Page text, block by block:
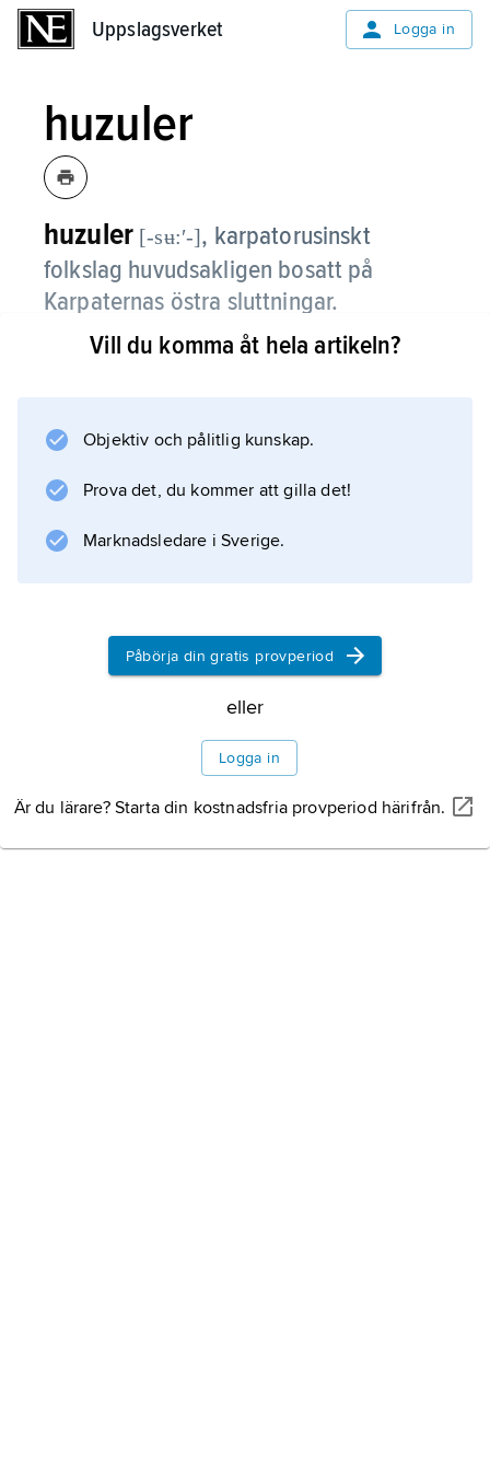
Uppslagsverket Logga in
huzuler
huzuler [-sʉ:ʹ-], karpatorusinskt
folkslag huvudsakligen bosatt på
Karpaternas östra sluttningar.
Merparten bor i nuvarande Ukraina, men de
Kanada. De är ett gammalt herdefolk som
skogsbruk och har in i sen tid bibehållit
ålderdomliga kulturella drag, bl.a. i
bostadsskick och i en
Information om artikeln
Vill du komma åt hela artikeln?
Objektiv och pålitlig kunskap.
Prova det, du kommer att gilla det!
Marknadsledare i Sverige.
Påbörja din gratis provperiod
eller
Logga in
Är du lärare? Starta din kostnadsfria provperiod härifrån.